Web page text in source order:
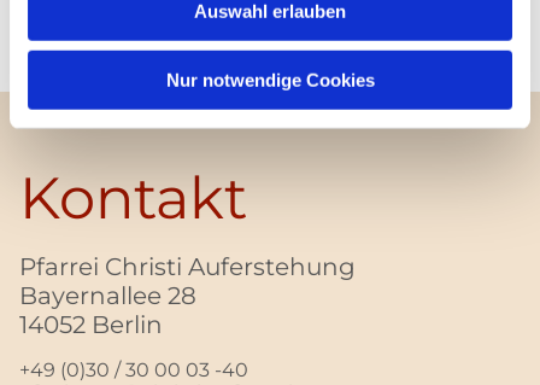
Auswahl erlauben
Nur notwendige Cookies
Kontakt
Pfarrei Christi Auferstehung
Bayernallee 28
14052 Berlin
+49 (0)30 / 30 00 03 -40